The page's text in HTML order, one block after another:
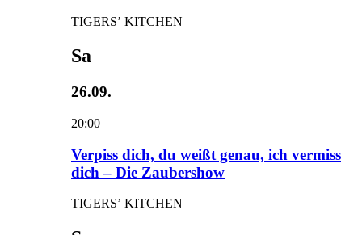
TIGERS’ KITCHEN
Sa
26.09.
20:00
Verpiss dich, du weißt genau, ich vermiss
dich – Die Zaubershow
TIGERS’ KITCHEN